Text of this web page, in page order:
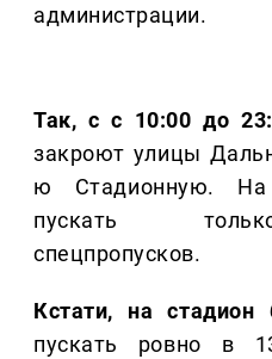
администрации.
Так, с с 10:00 до
закроют улицы
ю Стадионную. На
пускать
спецпропусков.
Кстати, на стадион
пускать ровно в